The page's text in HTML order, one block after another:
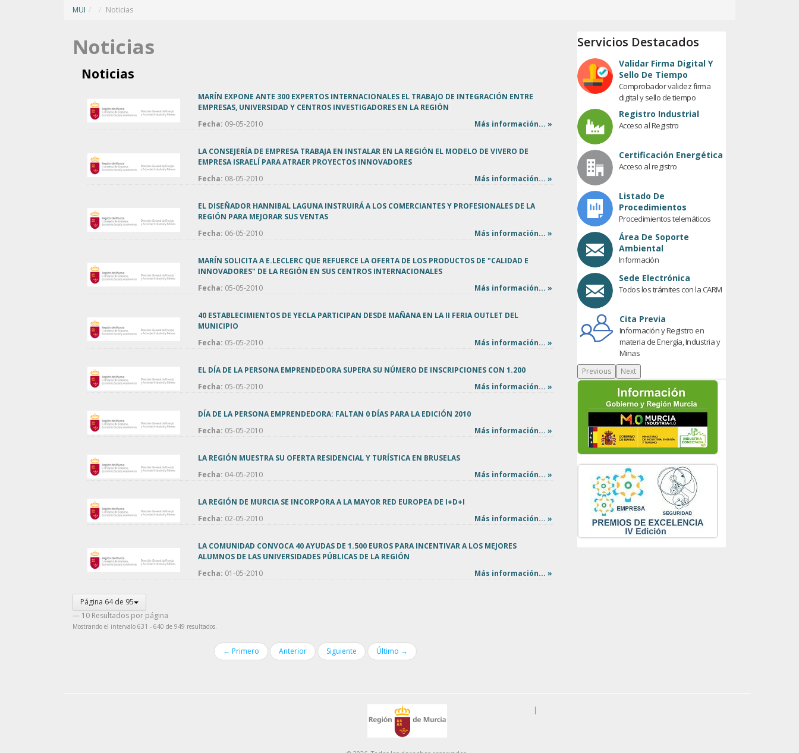
MUI / Noticias
Noticias
Noticias
MARÍN EXPONE ANTE 300 EXPERTOS INTERNACIONALES EL TRABAJO DE INTEGRACIÓN ENTRE
EMPRESAS, UNIVERSIDAD Y CENTROS INVESTIGADORES EN LA REGIÓN
Fecha: 09-05-2010 Más información... »
LA CONSEJERÍA DE EMPRESA TRABAJA EN INSTALAR EN LA REGIÓN EL MODELO DE VIVERO DE
EMPRESA ISRAELÍ PARA ATRAER PROYECTOS INNOVADORES
Fecha: 08-05-2010 Más información... »
EL DISEÑADOR HANNIBAL LAGUNA INSTRUIRÁ A LOS COMERCIANTES Y PROFESIONALES DE LA
REGIÓN PARA MEJORAR SUS VENTAS
Fecha: 06-05-2010 Más información... »
MARÍN SOLICITA A E.LECLERC QUE REFUERCE LA OFERTA DE LOS PRODUCTOS DE "CALIDAD E
INNOVADORES" DE LA REGIÓN EN SUS CENTROS INTERNACIONALES
Fecha: 05-05-2010 Más información... »
40 ESTABLECIMIENTOS DE YECLA PARTICIPAN DESDE MAÑANA EN LA II FERIA OUTLET DEL
MUNICIPIO
Fecha: 05-05-2010 Más información... »
EL DÍA DE LA PERSONA EMPRENDEDORA SUPERA SU NÚMERO DE INSCRIPCIONES CON 1.200
Fecha: 05-05-2010 Más información... »
DÍA DE LA PERSONA EMPRENDEDORA: FALTAN 0 DÍAS PARA LA EDICIÓN 2010
Fecha: 05-05-2010 Más información... »
LA REGIÓN MUESTRA SU OFERTA RESIDENCIAL Y TURÍSTICA EN BRUSELAS
Fecha: 04-05-2010 Más información... »
LA REGIÓN DE MURCIA SE INCORPORA A LA MAYOR RED EUROPEA DE I+D+I
Fecha: 02-05-2010 Más información... »
LA COMUNIDAD CONVOCA 40 AYUDAS DE 1.500 EUROS PARA INCENTIVAR A LOS MEJORES
ALUMNOS DE LAS UNIVERSIDADES PÚBLICAS DE LA REGIÓN
Fecha: 01-05-2010 Más información... »
Página 64 de 95
— 10 Resultados por página
Mostrando el intervalo 631 - 640 de 949 resultados.
← Primero Anterior Siguiente Último →
Servicios Destacados
Validar Firma Digital Y
Sello De Tiempo
Comprobador validez firma
digital y sello de tiempo
Registro Industrial
Acceso al Registro
Certificación Energética
Acceso al registro
Listado De
Procedimientos
Procedimientos telemáticos
Área De Soporte
Ambiental
Información
Sede Electrónica
Todos los trámites con la CARM
Cita Previa
Información y Registro en
materia de Energía, Industria y
Minas
Previous Next
|